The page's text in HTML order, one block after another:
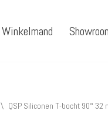
Winkelmand
\ QSP Siliconen T-bocht 90°